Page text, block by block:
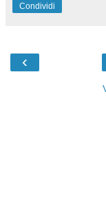
Condividi
‹